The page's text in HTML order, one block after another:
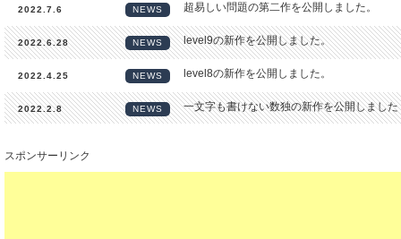
2022.7.6 NEWS 超易しい問題の第二作を公開しました。
2022.6.28 NEWS level9の新作を公開しました。
2022.4.25 NEWS level8の新作を公開しました。
2022.2.8 NEWS 一文字も書けない数独の新作を公開しました
スポンサーリンク